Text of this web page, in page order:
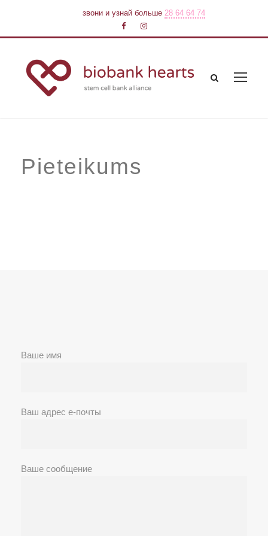
звони и узнай больше28 64 64 74
Pieteikums
Ваше имя
Ваш адрес е-почты
Ваше сообщение